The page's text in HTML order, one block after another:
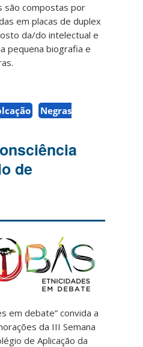
são compostas por
em placas de duplex
da/do intelectual e
pequena biografia e
Negras
de
em debate” convida a
da III Semana
de Aplicação da